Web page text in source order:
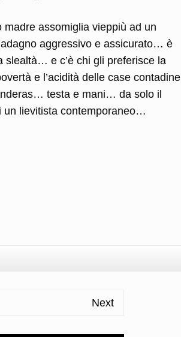
assomiglia vieppiù ad un
aggressivo e assicurato… è
slealtà… e c’è chi gli preferisce la
e l’acidità delle case contadine
testa e mani… da solo il
un lievitista contemporaneo…
Next